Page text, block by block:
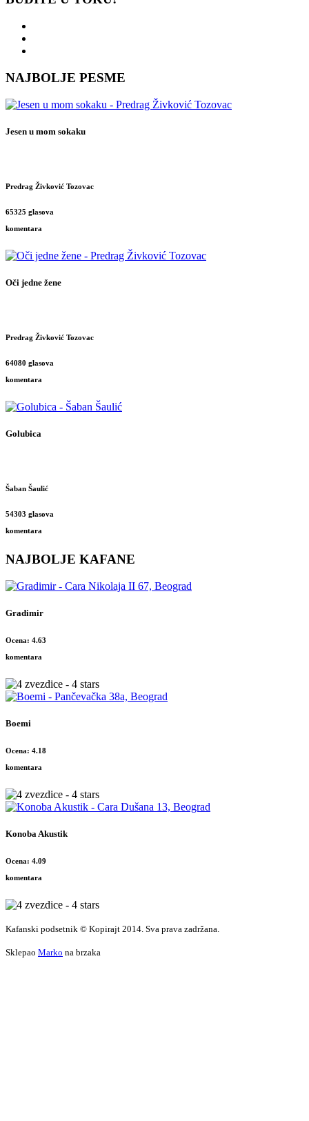
NAJBOLJE PESME
Jesen u mom sokaku
Predrag Živković Tozovac
65325 glasova
komentara
Oči jedne žene
Predrag Živković Tozovac
64080 glasova
komentara
Golubica
Šaban Šaulić
54303 glasova
komentara
NAJBOLJE KAFANE
Gradimir
Ocena: 4.63
komentara
Boemi
Ocena: 4.18
komentara
Konoba Akustik
Ocena: 4.09
komentara
Kafanski podsetnik © Kopirajt 2014. Sva prava zadržana.
Sklepao Marko na brzaka